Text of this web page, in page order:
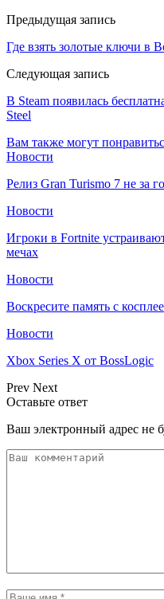
Предыдущая запись
Где взять золотые ключи в
Следующая запись
В Steam появилась
Steel
Вам также могут
Новости
Релиз Gran Turismo 7 не за
Новости
Игроки в Fortnite
мечах
Новости
Воскресите память с
Новости
Xbox Series X от BossLogic
Prev Next
Оставьте ответ
Ваш электронный адрес не